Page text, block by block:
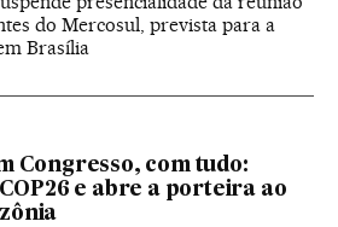
do Mercosul, prevista para a
Brasília
Congresso, com tudo:
e abre a porteira ao